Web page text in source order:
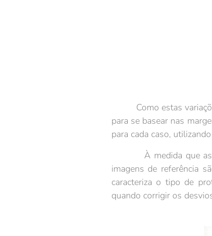
Como estas variações
para se basear nas
para cada caso,
À medida que as
imagens de referência
caracteriza o tipo de
quando corrigir os